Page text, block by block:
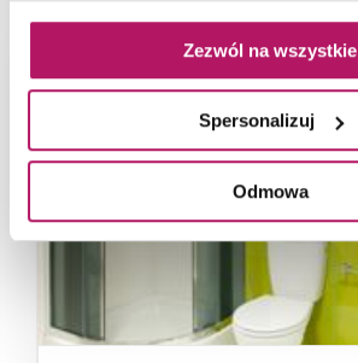
Zezwól na wszystkie
Spersonalizuj
Odmowa